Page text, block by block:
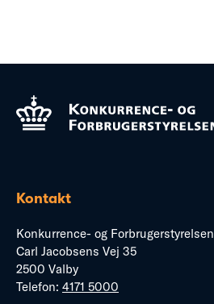
Kontakt
Konkurrence- og Forbrugerstyrelsen
Carl Jacobsens Vej 35
2500 Valby
Telefon: 4171 5000